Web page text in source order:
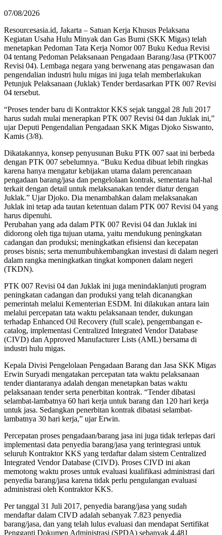
07/08/2026
Resourcesasia.id, Jakarta – Satuan Kerja Khusus Pelaksana
Kegiatan Usaha Hulu Minyak dan Gas Bumi (SKK Migas) telah
menetapkan Pedoman Tata Kerja Nomor 007 Buku Kedua Revisi
04 tentang Pedoman Pelaksanaan Pengadaan Barang/Jasa (PTK007
Revisi 04). Lembaga negara yang berwenang atas pengawasan dan
pengendalian industri hulu migas ini juga telah memberlakukan
Petunjuk Pelaksanaan (Juklak) Tender berdasarkan PTK 007 Revisi
04 tersebut.
“Proses tender baru di Kontraktor KKS sejak tanggal 28 Juli 2017
harus sudah mulai menerapkan PTK 007 Revisi 04 dan Juklak ini,”
ujar Deputi Pengendalian Pengadaan SKK Migas Djoko Siswanto,
Kamis (3/8).
Dikatakannya, konsep penyusunan Buku PTK 007 saat ini berbeda
dengan PTK 007 sebelumnya. “Buku Kedua dibuat lebih ringkas
karena hanya mengatur kebijakan utama dalam perencanaan
pengadaan barang/jasa dan pengelolaan kontrak, sementara hal-hal
terkait dengan detail untuk melaksanakan tender diatur dengan
Juklak.” Ujar Djoko. Dia menambahkan dalam melaksanakan
Juklak ini tetap ada tautan ketentuan dalam PTK 007 Revisi 04 yang
harus dipenuhi.
Perubahan yang ada dalam PTK 007 Revisi 04 dan Juklak ini
didorong oleh tiga tujuan utama, yaitu mendukung peningkatan
cadangan dan produksi; meningkatkan efisiensi dan kecepatan
proses bisnis; serta menumbuhkembangkan investasi di dalam negeri
dalam rangka meningkatkan tingkat komponen dalam negeri
(TKDN).
PTK 007 Revisi 04 dan Juklak ini juga menindaklanjuti program
peningkatan cadangan dan produksi yang telah dicanangkan
pemerintah melalui Kementerian ESDM. Ini dilakukan antara lain
melalui percepatan tata waktu pelaksanaan tender, dukungan
terhadap Enhanced Oil Recovery (full scale), pengembangan e-
catalog, implementasi Centralized Integrated Vendor Database
(CIVD) dan Approved Manufacturer Lists (AML) bersama di
industri hulu migas.
Kepala Divisi Pengelolaan Pengadaan Barang dan Jasa SKK Migas
Erwin Suryadi mengatakan percepatan tata waktu pelaksanaan
tender diantaranya adalah dengan menetapkan batas waktu
pelaksanaan tender serta penerbitan kontrak. “Tender dibatasi
selambat-lambatnya 60 hari kerja untuk barang dan 120 hari kerja
untuk jasa. Sedangkan penerbitan kontrak dibatasi selambat-
lambatnya 30 hari kerja,” ujar Erwin.
Percepatan proses pengadaan/barang jasa ini juga tidak terlepas dari
implementasi data penyedia barang/jasa yang terintegrasi untuk
seluruh Kontraktor KKS yang terdaftar dalam sistem Centralized
Integrated Vendor Database (CIVD). Proses CIVD ini akan
memotong waktu proses untuk evaluasi kualifikasi administrasi dari
penyedia barang/jasa karena tidak perlu pengulangan evaluasi
administrasi oleh Kontraktor KKS.
Per tanggal 31 Juli 2017, penyedia barang/jasa yang sudah
mendaftar dalam CIVD adalah sebanyak 7.823 penyedia
barang/jasa, dan yang telah lulus evaluasi dan mendapat Sertifikat
Pengganti Dokumen Administrasi (SPDA) sebanyak 4.481